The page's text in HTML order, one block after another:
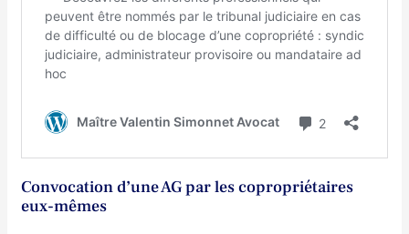
Convocation d’une AG par les copropriétaires
eux-mêmes